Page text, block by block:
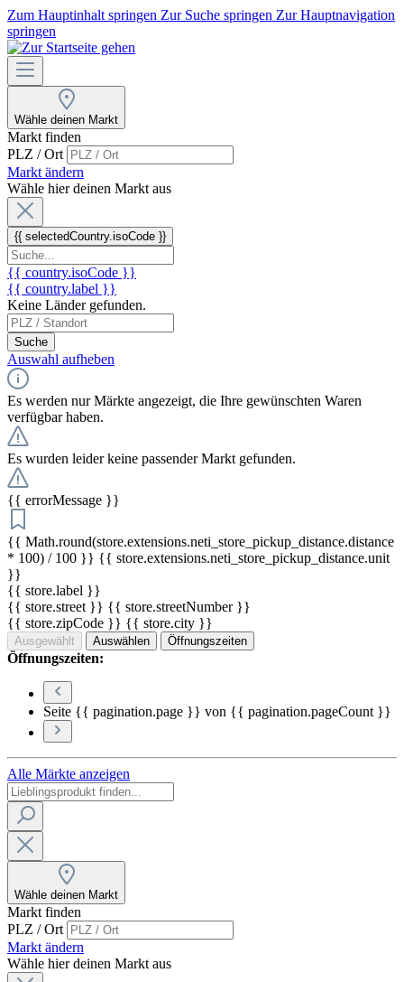
Zum Hauptinhalt springen Zur Suche springen Zur Hauptnavigation
springen
Wähle deinen Markt
Markt finden
PLZ / Ort
Markt ändern
Wähle hier deinen Markt aus
{{ selectedCountry.isoCode }}
{{ country.isoCode }}
{{ country.label }}
Keine Länder gefunden.
Suche
Auswahl aufheben
Es werden nur Märkte angezeigt, die Ihre gewünschten Waren
verfügbar haben.
Es wurden leider keine passender Markt gefunden.
{{ errorMessage }}
{{ Math.round(store.extensions.neti_store_pickup_distance.distance
* 100) / 100 }} {{ store.extensions.neti_store_pickup_distance.unit
}}
{{ store.label }}
{{ store.street }} {{ store.streetNumber }}
{{ store.zipCode }} {{ store.city }}
Ausgewählt Auswählen Öffnungszeiten
Öffnungszeiten:
Seite {{ pagination.page }} von {{ pagination.pageCount }}
Alle Märkte anzeigen
Wähle deinen Markt
Markt finden
PLZ / Ort
Markt ändern
Wähle hier deinen Markt aus